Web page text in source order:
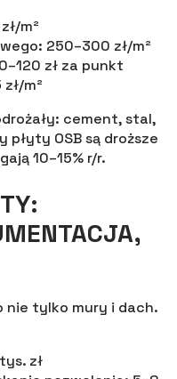
m²
250–300 zł/m²
zł za punkt
m²
cement, stal,
OSB są droższe
10–15% r/r.
nie tylko mury i dach.
zł